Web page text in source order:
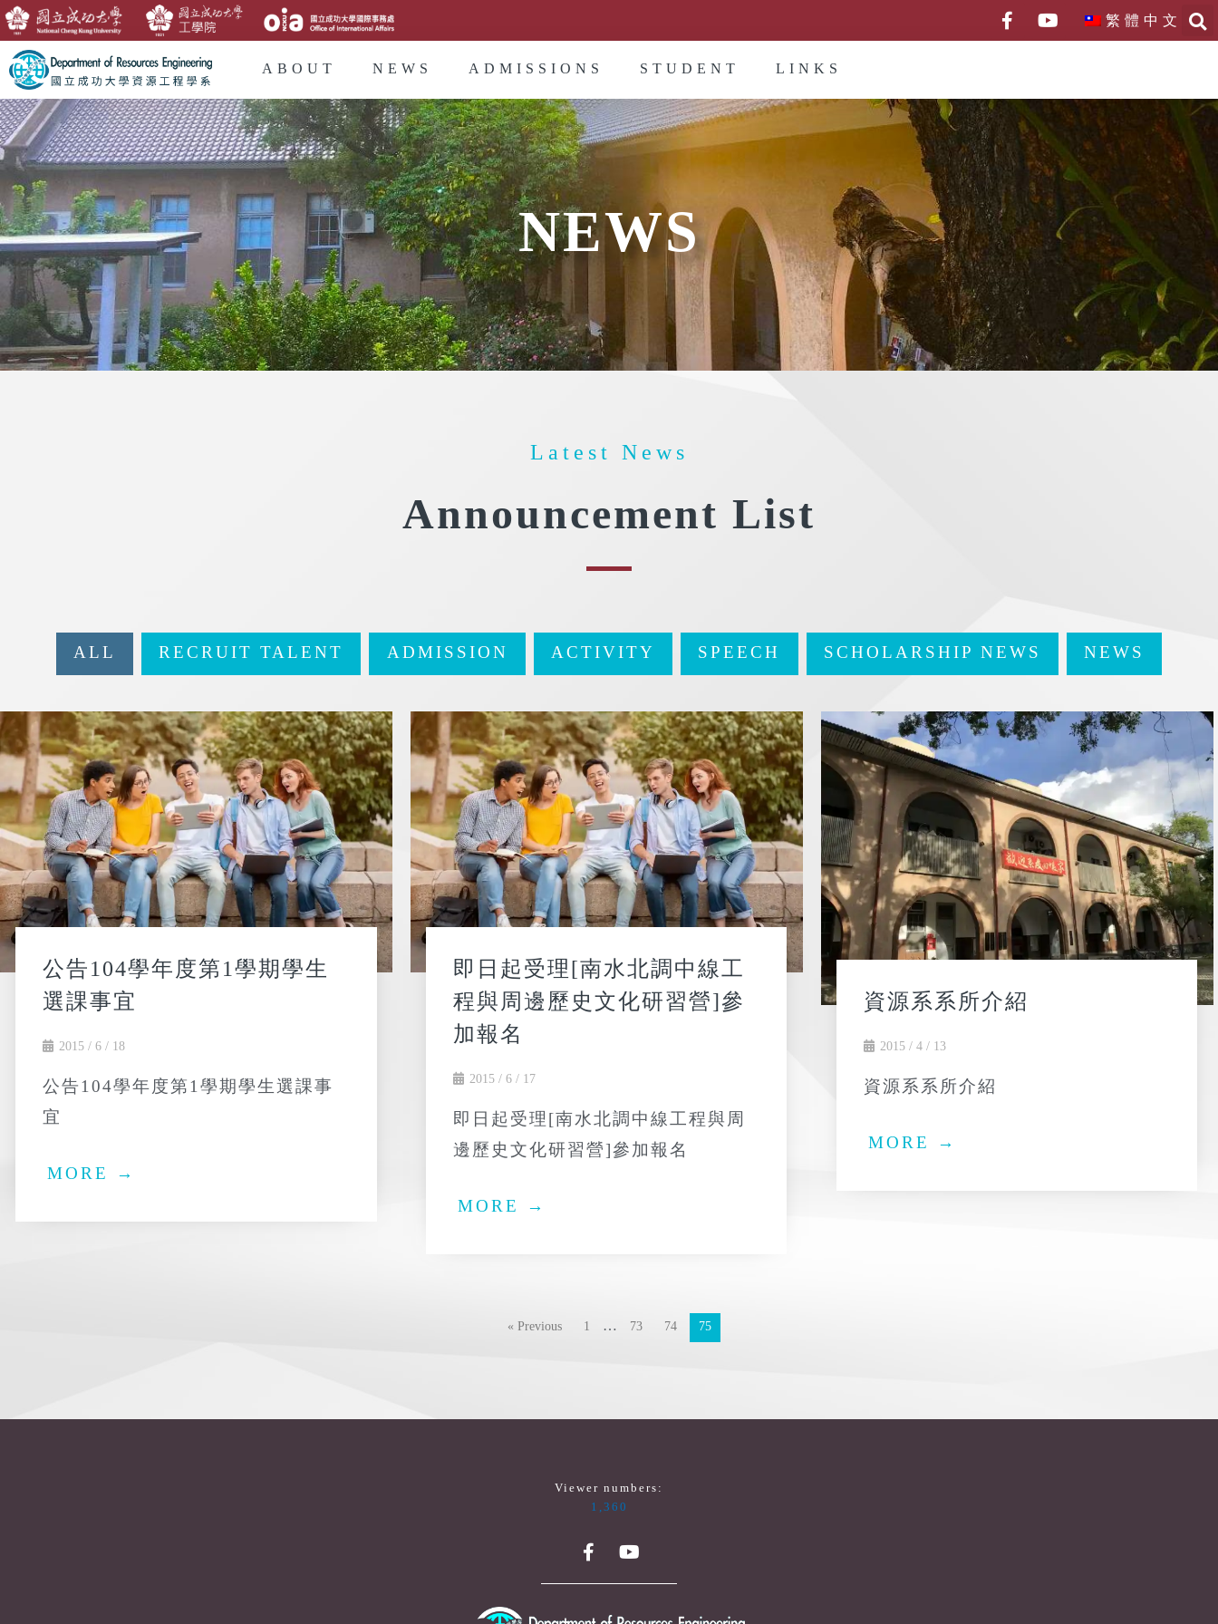
繁體中文
ABOUT NEWS ADMISSIONS STUDENT LINKS
NEWS
Latest News
Announcement List
ALL RECRUIT TALENT ADMISSION ACTIVITY SPEECH SCHOLARSHIP NEWS NEWS
公告104學年度第1學期學生
選課事宜
2015 / 6 / 18
公告104學年度第1學期學生選課事
宜
MORE →
即日起受理[南水北調中線工
程與周邊歷史文化研習營]參
加報名
2015 / 6 / 17
即日起受理[南水北調中線工程與周
邊歷史文化研習營]參加報名
MORE →
資源系系所介紹
2015 / 4 / 13
資源系系所介紹
MORE →
« Previous 1 … 73 74 75
Viewer numbers:
1,360